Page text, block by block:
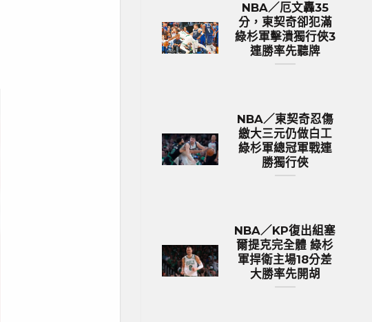
NBA／厄文轟35
分，東契奇卻犯滿
綠杉軍擊潰獨行俠3
連勝率先聽牌
NBA／東契奇忍傷
繳大三元仍做白工
綠杉軍總冠軍戰連
勝獨行俠
NBA／KP復出組塞
爾提克完全體 綠杉
軍捍衛主場18分差
大勝率先開胡